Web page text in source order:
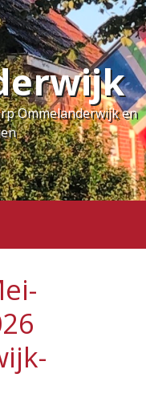
Ommelanderwijk en